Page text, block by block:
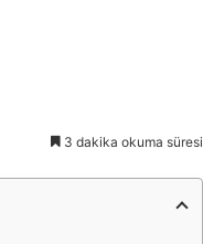
3 dakika okuma süresi